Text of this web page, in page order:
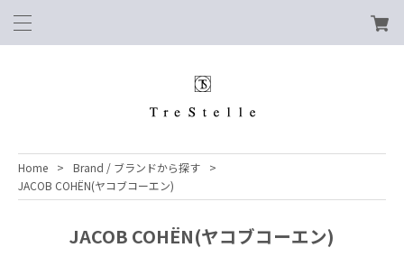
Home
Brand / ブランドから探す
JACOB COHËN(ヤコブコーエン)
JACOB COHËN(ヤコブコーエン)